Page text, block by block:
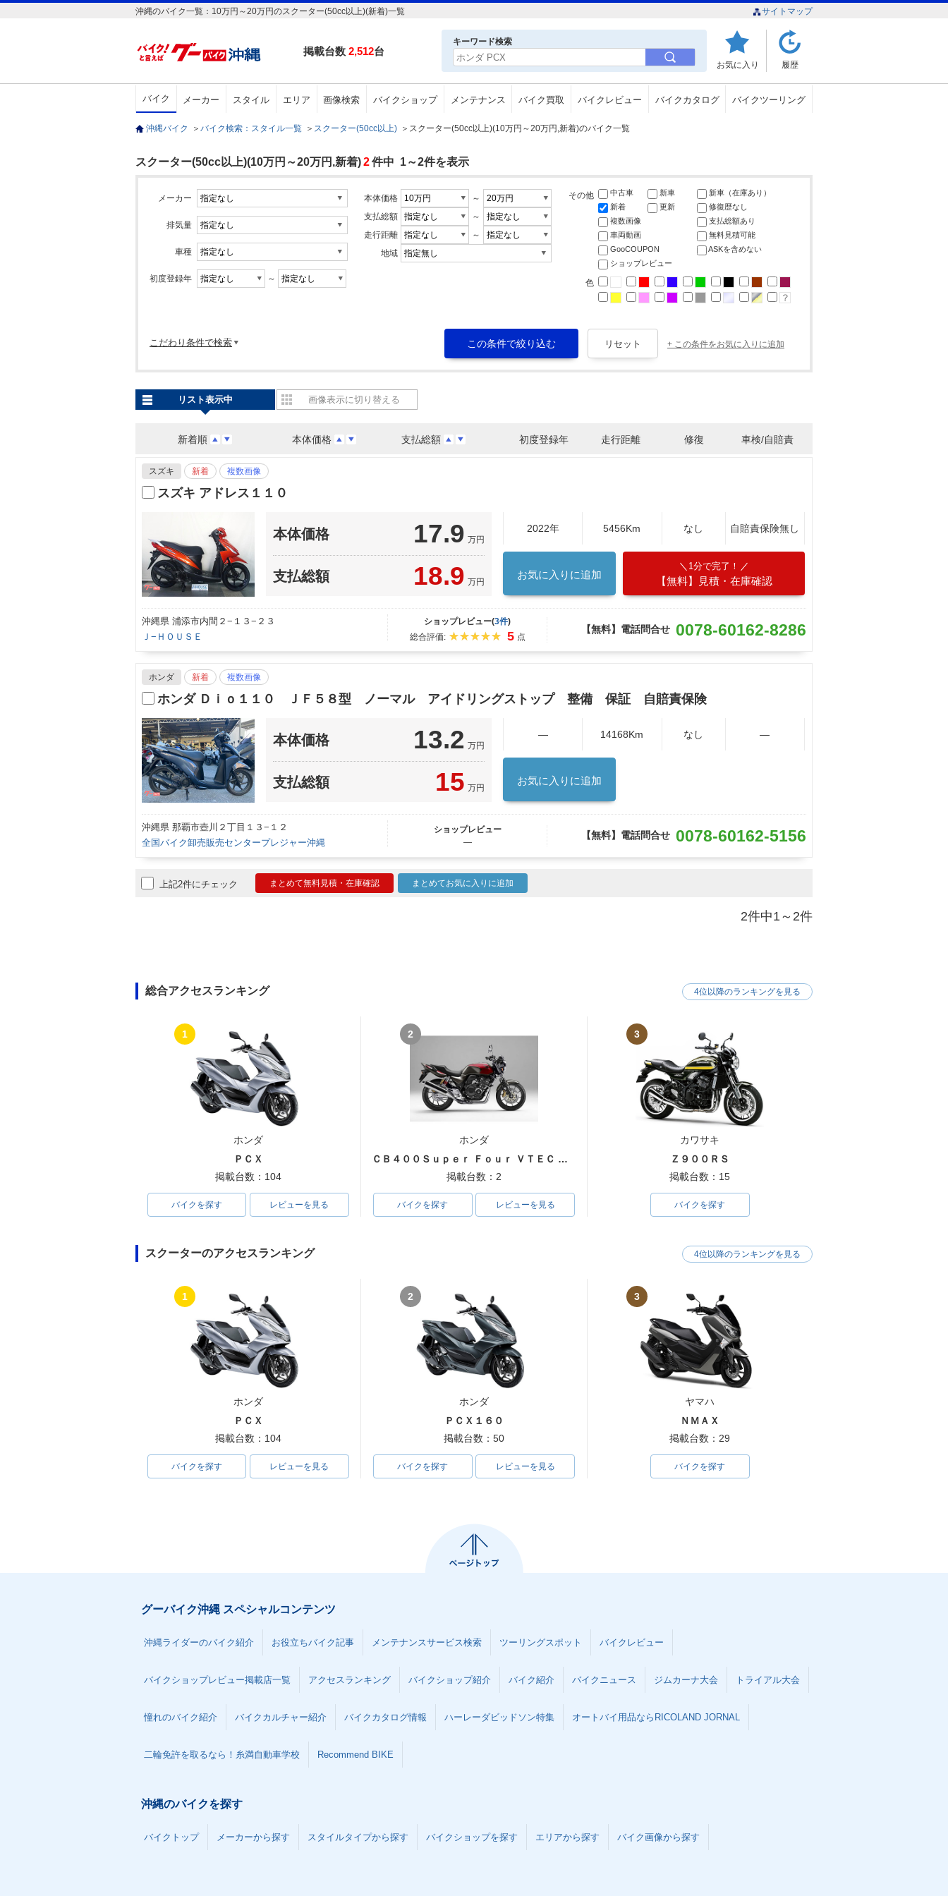
沖縄のバイク一覧：10万円～20万円のスクーター(50cc以上)(新着)一覧 サイトマップ
掲載台数 2,512台
キーワード検索
お気に入り 履歴
バイク メーカー スタイル エリア 画像検索 バイクショップ メンテナンス バイク買取 バイクレビュー バイクカタログ バイクツーリング
沖縄バイク ＞ バイク検索：スタイル一覧 ＞ スクーター(50cc以上) ＞ スクーター(50cc以上)(10万円～20万円,新着)のバイク一覧
スクーター(50cc以上)(10万円～20万円,新着)2件中 1～2件を表示
メーカー
排気量
車種
初度登録年 ～
本体価格
～
支払総額
～
走行距離
～
地域
その他 中古車 新車
新車（在庫あり）
新着
更新
修復歴なし
複数画像
支払総額あり
車両動画
無料見積可能
GooCOUPON
ASKを含めない
ショップレビュー
色
こだわり条件で検索 + この条件をお気に入りに追加
新着順 本体価格 支払総額 初度登録年 走行距離 修復 車検/自賠責
リスト表示中 画像表示に切り替える
スズキ 新着 複数画像
スズキ アドレス１１０
本体価格 17.9 万円
支払総額 18.9 万円
2022年 5456Km なし 自賠責保険無し
お気に入りに追加
1分で完了！
【無料】見積・在庫確認
沖縄県 浦添市内間２−１３−２３
Ｊ−ＨＯＵＳＥ
ショップレビュー(3件)
総合評価:
5 点
【無料】電話問合せ 0078-60162-8286
ホンダ 新着 複数画像
ホンダ Ｄｉｏ１１０ ＪＦ５８型 ノーマル アイドリングストップ 整備 保証 自賠責保険
本体価格 13.2 万円
支払総額 15 万円
― 14168Km なし ―
お気に入りに追加
沖縄県 那覇市壺川２丁目１３−１２
全国バイク卸売販売センタープレジャー沖縄
ショップレビュー
―
【無料】電話問合せ 0078-60162-5156
上記2件にチェック まとめて無料見積・在庫確認 まとめてお気に入りに追加
2件中1～2件
総合アクセスランキング
1
ホンダ
ＰＣＸ
掲載台数：104
バイクを探す レビューを見る
2
ホンダ
ＣＢ４００Ｓｕｐｅｒ Ｆｏｕｒ ＶＴＥＣ ＳＰＥＣ３
掲載台数：2
バイクを探す レビューを見る
3
カワサキ
Ｚ９００ＲＳ
掲載台数：15
バイクを探す
4位以降のランキングを見る
スクーターのアクセスランキング
1
ホンダ
ＰＣＸ
掲載台数：104
バイクを探す レビューを見る
2
ホンダ
ＰＣＸ１６０
掲載台数：50
バイクを探す レビューを見る
3
ヤマハ
ＮＭＡＸ
掲載台数：29
バイクを探す
4位以降のランキングを見る
グーバイク沖縄 スペシャルコンテンツ
沖縄ライダーのバイク紹介 お役立ちバイク記事 メンテナンスサービス検索 ツーリングスポット バイクレビュー
バイクショップレビュー掲載店一覧 アクセスランキング バイクショップ紹介 バイク紹介 バイクニュース ジムカーナ大会 トライアル大会
憧れのバイク紹介 バイクカルチャー紹介 バイクカタログ情報 ハーレーダビッドソン特集 オートバイ用品ならRICOLAND JORNAL
二輪免許を取るなら！糸満自動車学校 Recommend BIKE
沖縄のバイクを探す
バイクトップ メーカーから探す スタイルタイプから探す バイクショップを探す エリアから探す バイク画像から探す